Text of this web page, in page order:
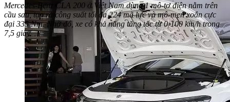
Mercedes-Benz CLA 200 ở Việt Nam dùng 1 mô-tơ điện nằm trên
cầu sau, tạo ra công suất tối đa 224 mã lực và mô-men xoắn cực
đại 335 Nm. Nhờ đó, xe có khả năng tăng tốc từ 0-100 km/h trong
7,5 giây.